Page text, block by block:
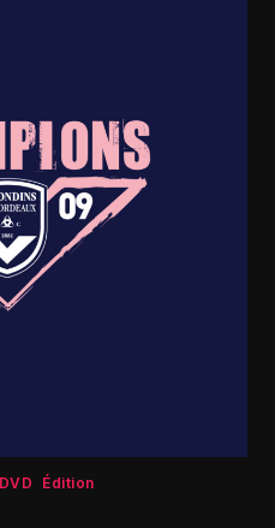
DVD
Édition